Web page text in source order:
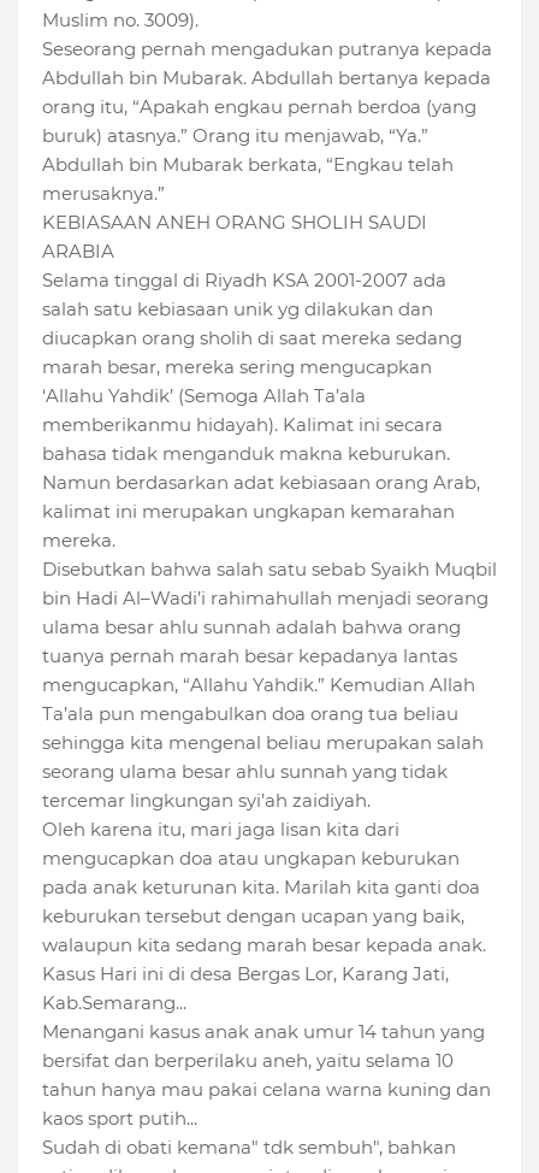
Muslim no. 3009).
Seseorang pernah mengadukan putranya kepada
Abdullah bin Mubarak. Abdullah bertanya kepada
orang itu, “Apakah engkau pernah berdoa (yang
buruk) atasnya.” Orang itu menjawab, “Ya.”
Abdullah bin Mubarak berkata, “Engkau telah
merusaknya.”
KEBIASAAN ANEH ORANG SHOLIH SAUDI
ARABIA
Selama tinggal di Riyadh KSA 2001-2007 ada
salah satu kebiasaan unik yg dilakukan dan
diucapkan orang sholih di saat mereka sedang
marah besar, mereka sering mengucapkan
‘Allahu Yahdik’ (Semoga Allah Ta’ala
memberikanmu hidayah). Kalimat ini secara
bahasa tidak menganduk makna keburukan.
Namun berdasarkan adat kebiasaan orang Arab,
kalimat ini merupakan ungkapan kemarahan
mereka.
Disebutkan bahwa salah satu sebab Syaikh Muqbil
bin Hadi Al–Wadi’i rahimahullah menjadi seorang
ulama besar ahlu sunnah adalah bahwa orang
tuanya pernah marah besar kepadanya lantas
mengucapkan, “Allahu Yahdik.” Kemudian Allah
Ta’ala pun mengabulkan doa orang tua beliau
sehingga kita mengenal beliau merupakan salah
seorang ulama besar ahlu sunnah yang tidak
tercemar lingkungan syi’ah zaidiyah.
Oleh karena itu, mari jaga lisan kita dari
mengucapkan doa atau ungkapan keburukan
pada anak keturunan kita. Marilah kita ganti doa
keburukan tersebut dengan ucapan yang baik,
walaupun kita sedang marah besar kepada anak.
Kasus Hari ini di desa Bergas Lor, Karang Jati,
Kab.Semarang...
Menangani kasus anak anak umur 14 tahun yang
bersifat dan berperilaku aneh, yaitu selama 10
tahun hanya mau pakai celana warna kuning dan
kaos sport putih...
Sudah di obati kemana" tdk sembuh", bahkan